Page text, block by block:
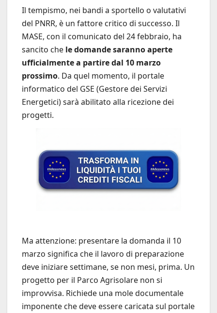
Il tempismo, nei bandi a sportello o valutativi
del PNRR, è un fattore critico di successo. Il
MASE, con il comunicato del 24 febbraio, ha
sancito che le domande saranno aperte
ufficialmente a partire dal 10 marzo
prossimo. Da quel momento, il portale
informatico del GSE (Gestore dei Servizi
Energetici) sarà abilitato alla ricezione dei
progetti.
Ma attenzione: presentare la domanda il 10
marzo significa che il lavoro di preparazione
deve iniziare settimane, se non mesi, prima. Un
progetto per il Parco Agrisolare non si
improvvisa. Richiede una mole documentale
imponente che deve essere caricata sul portale